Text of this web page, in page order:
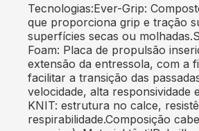
Tecnologias:Ever-Grip:
que proporciona grip e tração
superfícies secas ou
Foam: Placa de propulsão
extensão da entressola, com a
facilitar a transição das
velocidade, alta responsividade
KNIT: estrutura no calce,
respirabilidade.Composição